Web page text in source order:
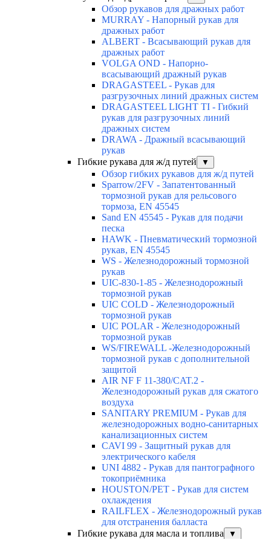
Обзор рукавов для дражных работ
MURRAY - Напорный рукав для
дражных работ
ALBERT - Всасывающий рукав для
дражных работ
VOLGA OND - Напорно-
всасывающий дражный рукав
DRAGASTEEL - Рукав для
разгрузочных линий дражных систем
DRAGASTEEL LIGHT TI - Гибкий
рукав для разгрузочных линий
дражных систем
DRAWA - Дражный всасывающий
рукав
Гибкие рукава для ж/д путей
▼
Обзор гибких рукавов для ж/д путей
Sparrow/2FV - Запатентованный
тормозной рукав для рельсового
тормоза, EN 45545
Sand EN 45545 - Рукав для подачи
песка
HAWK - Пневматический тормозной
рукав, EN 45545
WS - Железнодорожный тормозной
рукав
UIC-830-1-85 - Железнодорожный
тормозной рукав
UIC COLD - Железнодорожный
тормозной рукав
UIC POLAR - Железнодорожный
тормозной рукав
WS/FIREWALL -Железнодорожный
тормозной рукав с дополнительной
защитой
AIR NF F 11-380/CAT.2 -
Железнодорожный рукав для сжатого
воздуха
SANITARY PREMIUM - Рукав для
железнодорожных водно-санитарных
канализационных систем
CAVI 99 - Защитный рукав для
электрического кабеля
UNI 4882 - Рукав для пантографного
токоприёмника
HOUSTON/PET - Рукав для систем
охлаждения
RAILFLEX - Железнодорожный рукав
для отстранения балласта
Гибкие рукава для масла и топлива
▼